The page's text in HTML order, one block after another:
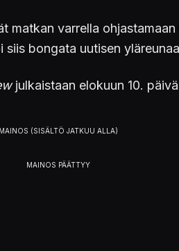
matkan varrella
bongata uutisen
julkaistaan elokuun 10.